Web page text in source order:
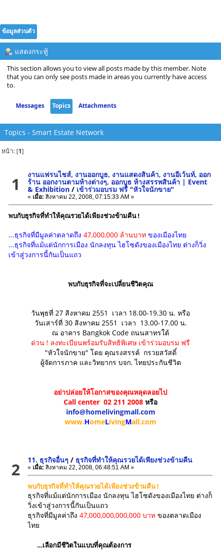
ข้อมูลส่วนตัว
แสดงกระทู้
This section allows you to view all posts made by this member. Note
that you can only see posts made in areas you currently have access
to.
Messages Topics Attachments
Topics - Smart Estate Network
หน้า: [1]
1 งานแฟรนไชส์, งานออกบูธ, งานแสดงสินค้า, งานอีเว้นท์, ออก
ร้าน ออกงานตามห้างต่างๆ, ออกบูธ ห้างสรรพสินค้า | Event
& Exhibition / เข้าร่วมอบรม ฟรี "หัวใจนักขาย"
« เมื่อ: สิงหาคม 22, 2008, 07:15:33 AM »
พบกับธุรกิจที่ทำให้คุณรวยได้เพียงช่วงข้ามคืน !
...ธุรกิจที่มีมูลค่าตลาดถึง 47,000,000 ล้านบาท ของเมืองไทย
...ธุรกิจที่แม้แต่นักการเมือง นักลงทุน ไฮโซดังของเมืองไทย ต่างก็วิ่ง
เข้าสู่วงการนี้กันเป็นแถว
พบกับธุรกิจที่จะเปลี่ยนชีวิตคุณ
วันพุธที่ 27 สิงหาคม 2551 เวลา 18.00-19.30 น. หรือ
วันเสาร์ที่ 30 สิงหาคม 2551 เวลา 13.00-17.00 น.
ณ อาคาร Bangkok Code ถนนสาทรใต้
ด่วน ! ลงทะเบียนพร้อมรับสิทธิพิเศษ เข้าร่วมอบรม ฟรี
"หัวใจนักขาย" โดย คุณรงสรรค์ กรวยสวัสดิ์
ผู้จัดการภาค และวิทยากร บจก. ไทยประกันชีวิต
อย่าปล่อยให้โอกาสของคุณหลุดลอยไป
Call center 02 211 2008 หรือ
info@homelivingmall.com
www.HomeLivingMall.com
2 11. ธุรกิจอื่นๆ / ธุรกิจที่ทำให้คุณรวยได้เพียงช่วงข้ามคืน
« เมื่อ: สิงหาคม 22, 2008, 06:48:51 AM »
พบกับธุรกิจที่ทำให้คุณรวยได้เพียงช่วงข้ามคืน !
ธุรกิจที่แม้แต่นักการเมือง นักลงทุน ไฮโซดังของเมืองไทย ต่างก็
วิ่งเข้าสู่วงการนี้กันเป็นแถว
ธุรกิจที่มีมูลค่าถึง47,000,000,000,000 บาทของตลาดเมือง
ไทย
…เลือกมีชีวิตในแบบที่คุณต้องการ